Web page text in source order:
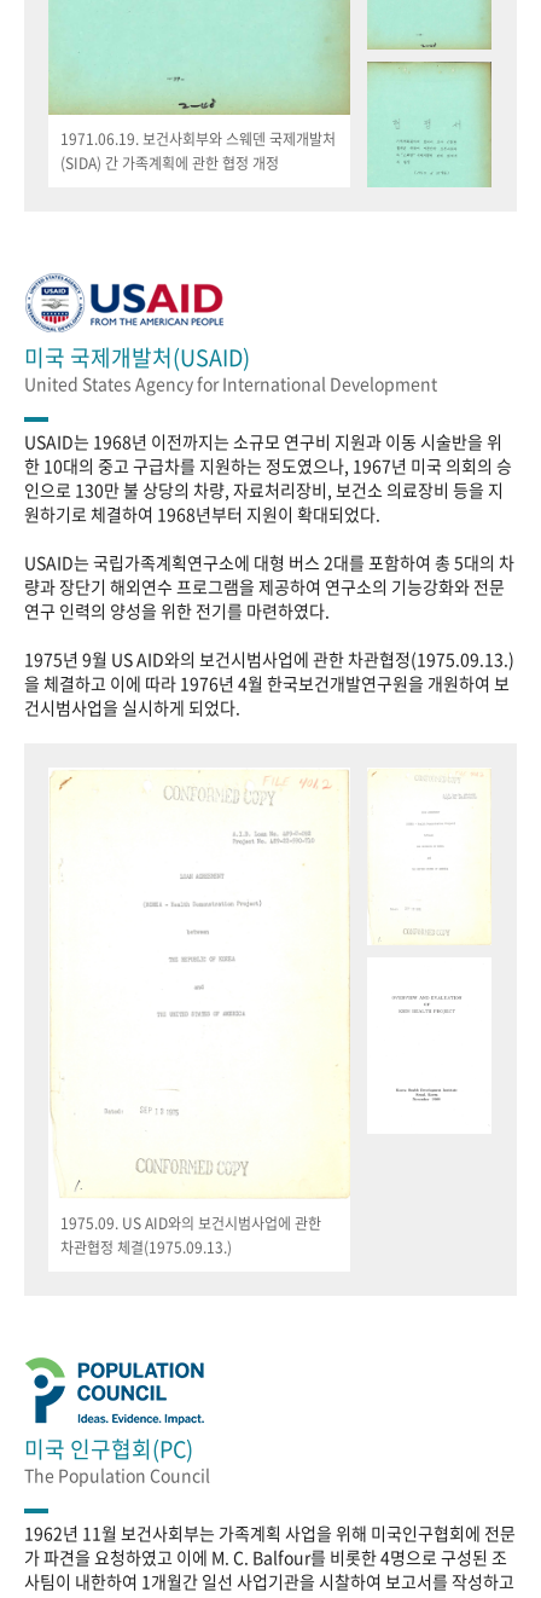
1971.06.19. 보건사회부와 스웨덴 국제개발처
(SIDA) 간 가족계획에 관한 협정 개정
미국 국제개발처(USAID)
United States Agency for International Development
USAID는 1968년 이전까지는 소규모 연구비 지원과 이동 시술반을 위
한 10대의 중고 구급차를 지원하는 정도였으나, 1967년 미국 의회의 승
인으로 130만 불 상당의 차량, 자료처리장비, 보건소 의료장비 등을 지
원하기로 체결하여 1968년부터 지원이 확대되었다.
USAID는 국립가족계획연구소에 대형 버스 2대를 포함하여 총 5대의 차
량과 장단기 해외연수 프로그램을 제공하여 연구소의 기능강화와 전문
연구 인력의 양성을 위한 전기를 마련하였다.
1975년 9월 US AID와의 보건시범사업에 관한 차관협정(1975.09.13.)
을 체결하고 이에 따라 1976년 4월 한국보건개발연구원을 개원하여 보
건시범사업을 실시하게 되었다.
1975.09. US AID와의 보건시범사업에 관한
차관협정 체결(1975.09.13.)
미국 인구협회(PC)
The Population Council
1962년 11월 보건사회부는 가족계획 사업을 위해 미국인구협회에 전문
가 파견을 요청하였고 이에 M. C. Balfour를 비롯한 4명으로 구성된 조
사팀이 내한하여 1개월간 일선 사업기관을 시찰하여 보고서를 작성하고